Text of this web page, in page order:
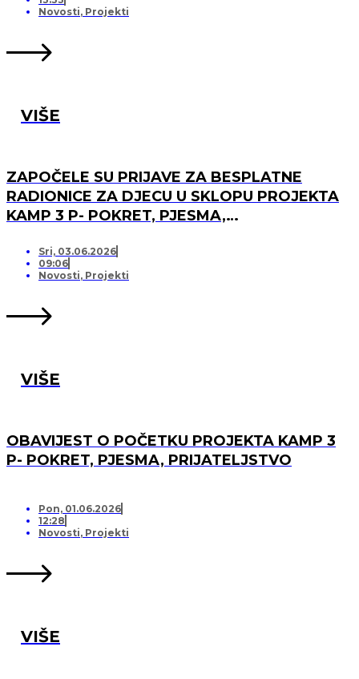
Novosti, Projekti
VIŠE
ZAPOČELE SU PRIJAVE ZA BESPLATNE
RADIONICE ZA DJECU U SKLOPU PROJEKTA
KAMP 3 P- POKRET, PJESMA,
Sri, 03.06.2026
09:06
Novosti, Projekti
VIŠE
OBAVIJEST O POČETKU PROJEKTA KAMP 3
P- POKRET, PJESMA, PRIJATELJSTVO
Pon, 01.06.2026
12:28
Novosti, Projekti
VIŠE